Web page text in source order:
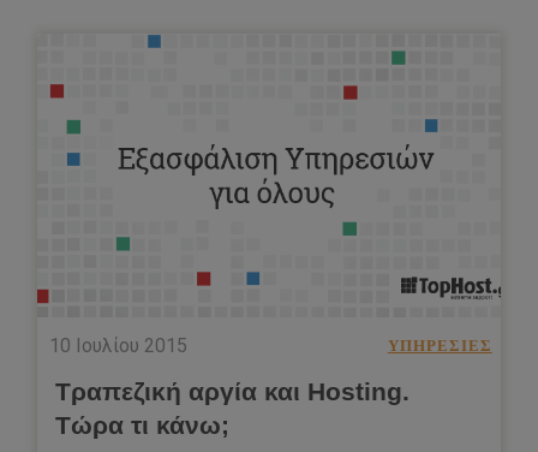
10 Ιουλίου 2015 ΥΠΗΡΕΣΊΕΣ
Τραπεζική αργία και Hosting.
Τώρα τι κάνω;